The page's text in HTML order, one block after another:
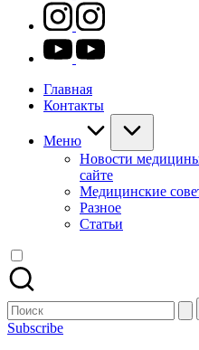
instagram.com
youtube.com
Главная
Контакты
Меню
Новости
сайте
Медицинские
Разное
Статьи
Поиск
для:
Subscribe